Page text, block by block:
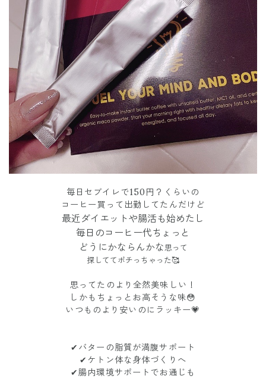
毎日セブイレで150円？くらいの
コーヒー買って出勤してたんだけど
最近ダイエットや腸活も始めたし
毎日のコーヒー代ちょっと
どうにかならんかな思って
探しててポチっちゃった🥰
思ってたのより全然美味しい！
しかもちょっとお高そうな味😳
いつものより安いのにラッキー💗
✔︎バターの脂質が満腹サポート
✔︎ケトン体な身体づくりへ
✔︎腸内環境サポートでお通じも